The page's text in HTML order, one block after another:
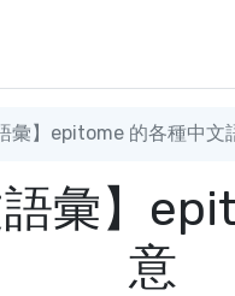
彙】epitome 的各種中文
語彙】
意